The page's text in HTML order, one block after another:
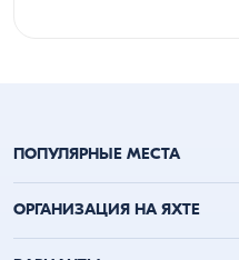
ПОПУЛЯРНЫЕ МЕСТА
Анталья аренда яхт
ОРГАНИЗАЦИЯ НА ЯХТЕ